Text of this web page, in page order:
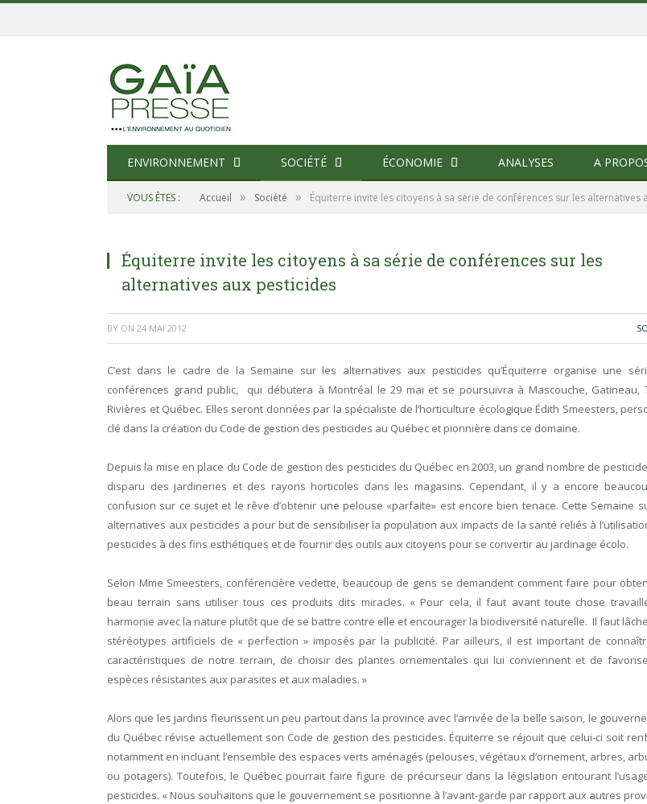
ENVIRONNEMENT SOCIÉTÉ ÉCONOMIE ANALYSES A
VOUS ÊTES : Accueil » Société » Équiterre invite les citoyens à sa série de conférences sur les alternatives
Équiterre invite les citoyens à sa série de conférences sur les
alternatives aux pesticides
BY ON 24 MAI 2012
C’est dans le cadre de la Semaine sur les alternatives aux pesticides qu’Équiterre organise une
conférences grand public, qui débutera à Montréal le 29 mai et se poursuivra à Mascouche, Gatineau,
Rivières et Québec. Elles seront données par la spécialiste de l’horticulture écologique Édith Smeesters,
clé dans la création du Code de gestion des pesticides au Québec et pionnière dans ce domaine.
Depuis la mise en place du Code de gestion des pesticides du Québec en 2003, un grand nombre de
disparu des jardineries et des rayons horticoles dans les magasins. Cependant, il y a encore
confusion sur ce sujet et le rêve d’obtenir une pelouse «parfaite» est encore bien tenace. Cette Semaine
alternatives aux pesticides a pour but de sensibiliser la population aux impacts de la santé reliés à
pesticides à des fins esthétiques et de fournir des outils aux citoyens pour se convertir au jardinage écolo.
Selon Mme Smeesters, conférencière vedette, beaucoup de gens se demandent comment faire pour
beau terrain sans utiliser tous ces produits dits miracles. « Pour cela, il faut avant toute chose
harmonie avec la nature plutôt que de se battre contre elle et encourager la biodiversité naturelle. Il faut
stéréotypes artificiels de « perfection » imposés par la publicité. Par ailleurs, il est important de
caractéristiques de notre terrain, de choisir des plantes ornementales qui lui conviennent et de
espèces résistantes aux parasites et aux maladies. »
Alors que les jardins fleurissent un peu partout dans la province avec l’arrivée de la belle saison, le
du Québec révise actuellement son Code de gestion des pesticides. Équiterre se réjouit que celui-ci soit
notamment en incluant l’ensemble des espaces verts aménagés (pelouses, végétaux d’ornement, arbres,
ou potagers). Toutefois, le Québec pourrait faire figure de précurseur dans la législation entourant
pesticides. « Nous souhaitons que le gouvernement se positionne à l’avant-garde par rapport aux autres